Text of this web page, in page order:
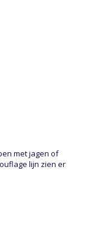
met jagen of
lijn zien er